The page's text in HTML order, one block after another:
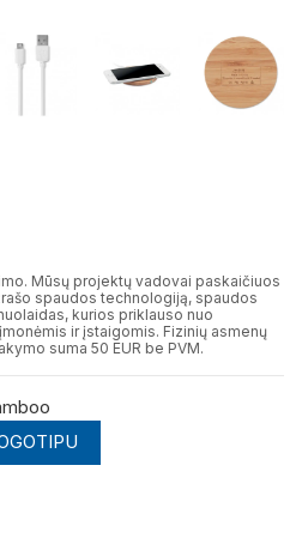
Mūsų projektų vadovai paskaičiuos
spaudos technologiją, spaudos
kurios priklauso nuo
ir įstaigomis. Fizinių asmenų
suma 50 EUR be PVM.